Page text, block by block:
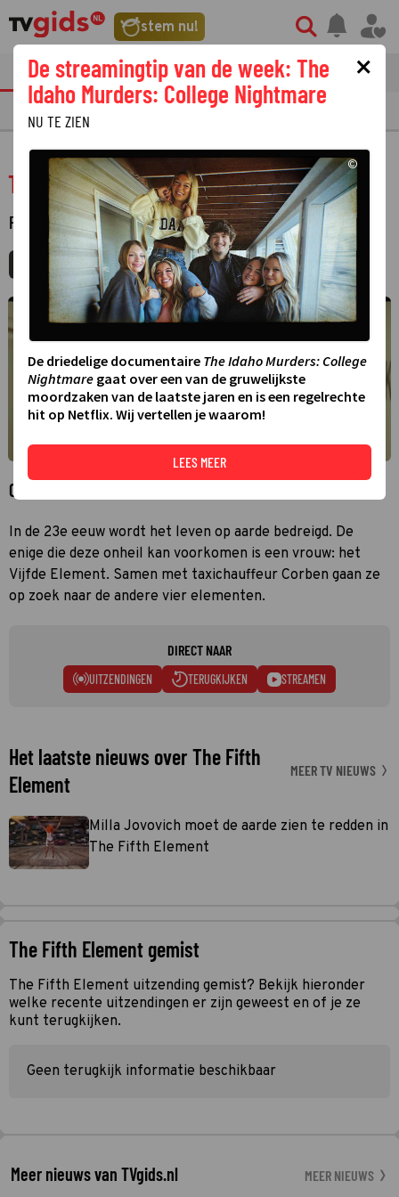
stem nu!
tvgids streaming nieuws
PRIMETIME GEMIST
The Fifth Element
FILM SPEELFILM
MIJNGIDS AGENDA DELEN
Over The Fifth Element
In de 23e eeuw wordt het leven op aarde bedreigd. De
enige die deze onheil kan voorkomen is een vrouw: het
Vijfde Element. Samen met taxichauffeur Corben gaan ze
op zoek naar de andere vier elementen.
DIRECT NAAR
UITZENDINGEN TERUGKIJKEN STREAMEN
Het laatste nieuws over The Fifth
Element
MEER TV NIEUWS
Milla Jovovich moet de aarde zien te redden in
The Fifth Element
The Fifth Element gemist
The Fifth Element uitzending gemist? Bekijk hieronder
welke recente uitzendingen er zijn geweest en of je ze
kunt terugkijken.
Geen terugkijk informatie beschikbaar
Meer nieuws van TVgids.nl MEER NIEUWS
×
De streamingtip van de week: The
Idaho Murders: College Nightmare
NU TE ZIEN
©
De driedelige documentaire The Idaho Murders: College
Nightmare gaat over een van de gruwelijkste
moordzaken van de laatste jaren en is een regelrechte
hit op Netflix. Wij vertellen je waarom!
LEES MEER